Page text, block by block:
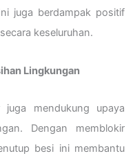
juga berdampak positif
keseluruhan.
Lingkungan
juga mendukung upaya
Dengan memblokir
besi ini membantu